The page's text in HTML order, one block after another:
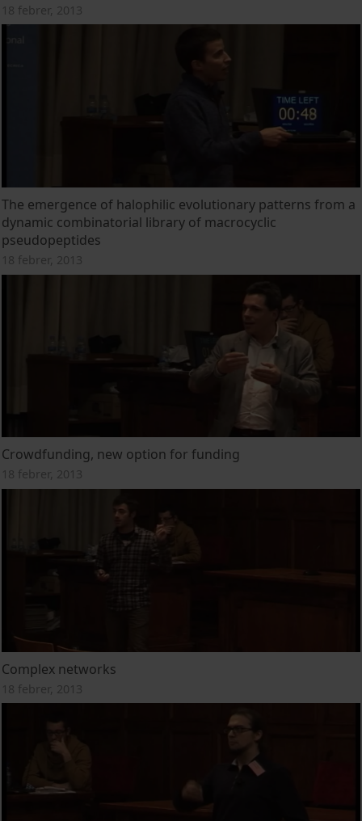
18 febrer, 2013
The emergence of halophilic evolutionary patterns from a
dynamic combinatorial library of macrocyclic
pseudopeptides
18 febrer, 2013
Crowdfunding, new option for funding
18 febrer, 2013
Complex networks
18 febrer, 2013